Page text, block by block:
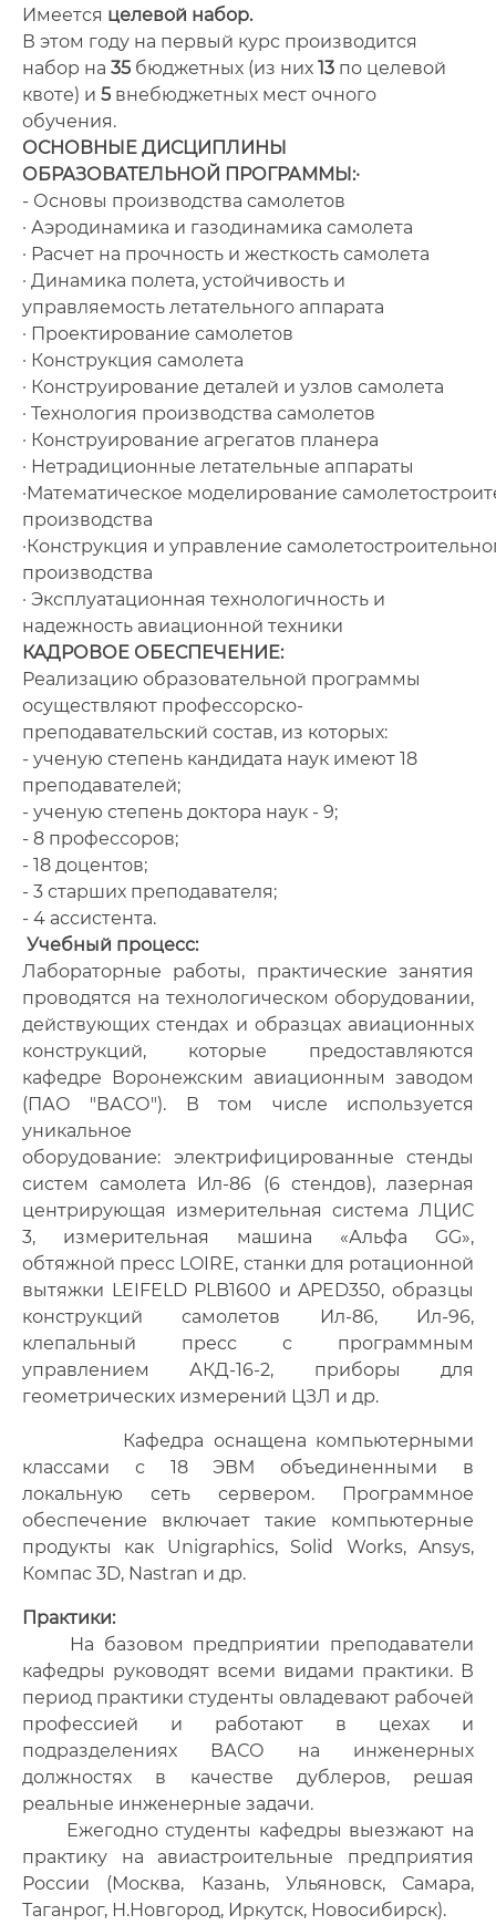
Имеется целевой набор.
В этом году на первый курс производится
набор на 35 бюджетных (из них 13 по целевой
квоте) и 5 внебюджетных мест очного
обучения.
ОСНОВНЫЕ ДИСЦИПЛИНЫ
ОБРАЗОВАТЕЛЬНОЙ ПРОГРАММЫ:·
- Основы производства самолетов
· Аэродинамика и газодинамика самолета
· Расчет на прочность и жесткость самолета
· Динамика полета, устойчивость и
управляемость летательного аппарата
· Проектирование самолетов
· Конструкция самолета
· Конструирование деталей и узлов самолета
· Технология производства самолетов
· Конструирование агрегатов планера
· Нетрадиционные летательные аппараты
·Математическое моделирование
производства
·Конструкция и управление
производства
· Эксплуатационная технологичность и
надежность авиационной техники
КАДРОВОЕ ОБЕСПЕЧЕНИЕ:
Реализацию образовательной программы
осуществляют профессорско-
преподавательский состав, из которых:
- ученую степень кандидата наук имеют 18
преподавателей;
- ученую степень доктора наук - 9;
- 8 профессоров;
- 18 доцентов;
- 3 старших преподавателя;
- 4 ассистента.
Учебный процесс:
Лабораторные работы, практические занятия
проводятся на технологическом оборудовании,
действующих стендах и образцах авиационных
конструкций, которые предоставляются
кафедре Воронежским авиационным заводом
(ПАО "ВАСО"). В том числе используется
уникальное
оборудование: электрифицированные стенды
систем самолета Ил-86 (6 стендов), лазерная
центрирующая измерительная система ЛЦИС
3, измерительная машина «Альфа GG»,
обтяжной пресс LOIRE, станки для ротационной
вытяжки LEIFELD PLB1600 и APED350, образцы
конструкций самолетов Ил-86, Ил-96,
клепальный пресс с программным
управлением АКД-16-2, приборы для
геометрических измерений ЦЗЛ и др.
Кафедра оснащена компьютерными
классами с 18 ЭВМ объединенными в
локальную сеть сервером. Программное
обеспечение включает такие компьютерные
продукты как Unigraphics, Solid Works, Ansys,
Компас 3D, Nastran и др.
Практики:
На базовом предприятии преподаватели
кафедры руководят всеми видами практики. В
период практики студенты овладевают рабочей
профессией и работают в цехах и
подразделениях ВАСО на инженерных
должностях в качестве дублеров, решая
реальные инженерные задачи.
Ежегодно студенты кафедры выезжают на
практику на авиастроительные предприятия
России (Москва, Казань, Ульяновск, Самара,
Таганрог, Н.Новгород, Иркутск, Новосибирск).